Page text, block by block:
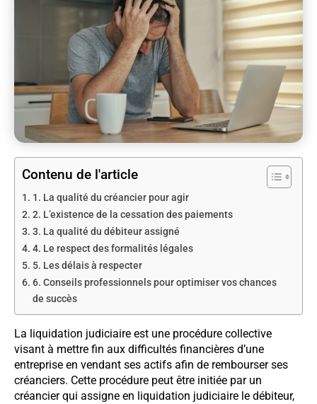
Contenu de l'article
1. La qualité du créancier pour agir
2. L’existence de la cessation des paiements
3. La qualité du débiteur assigné
4. Le respect des formalités légales
5. Les délais à respecter
6. Conseils professionnels pour optimiser vos chances
de succès
La liquidation judiciaire est une procédure collective
visant à mettre fin aux difficultés financières d’une
entreprise en vendant ses actifs afin de rembourser ses
créanciers. Cette procédure peut être initiée par un
créancier qui assigne en liquidation judiciaire le débiteur,